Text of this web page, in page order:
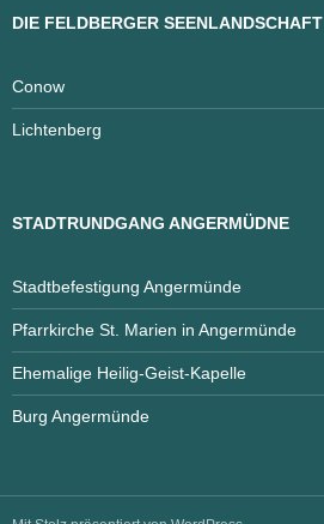
DIE FELDBERGER SEENLANDSCHAFT
Conow
Lichtenberg
STADTRUNDGANG ANGERMÜDNE
Stadtbefestigung Angermünde
Pfarrkirche St. Marien in Angermünde
Ehemalige Heilig-Geist-Kapelle
Burg Angermünde